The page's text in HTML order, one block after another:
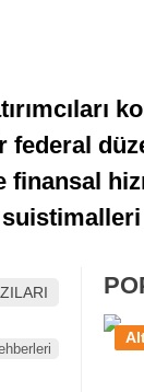
federal
finansal